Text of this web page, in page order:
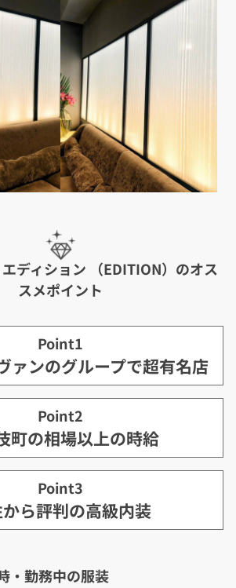
ディション （EDITION）のオス
スメポイント
Point1
ァンのグループで超有名店
Point2
町の相場以上の時給
Point3
ら評判の高級内装
・勤務中の服装